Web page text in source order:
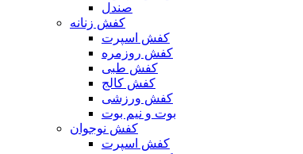
صندل
کفش زنانه
کفش اسپرت
کفش روزمره
کفش طبی
کفش کالج
کفش ورزشی
بوت و نیم بوت
کفش نوجوان
کفش اسپرت